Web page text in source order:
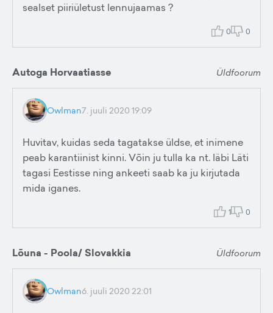
sealset piiriületust lennujaamas ?
0 0
Autoga Horvaatiasse Üldfoorum
Owlman7. juuli 2020 19:09
Huvitav, kuidas seda tagatakse üldse, et inimene
peab karantiinist kinni. Võin ju tulla ka nt. läbi Läti
tagasi Eestisse ning ankeeti saab ka ju kirjutada
mida iganes.
1 0
Lõuna - Poola/ Slovakkia Üldfoorum
Owlman6. juuli 2020 22:01